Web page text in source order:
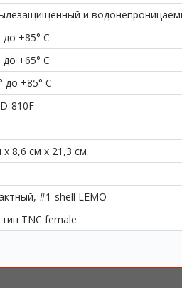
и
до +85° C
до +65° C
до +85° C
810F
x 8,6 см x 21,3 см
#1-shell LEMO
TNC female